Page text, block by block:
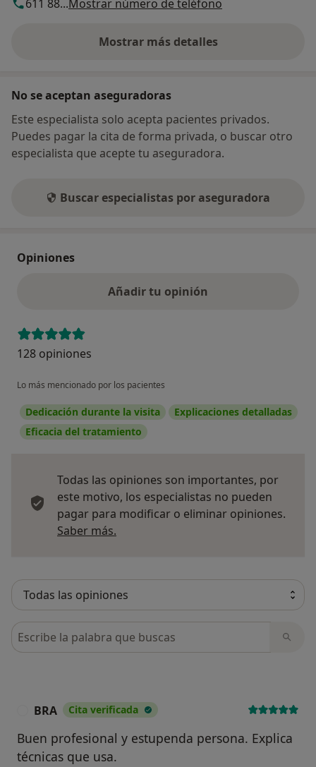
611 88...Mostrar número de teléfono
Mostrar más detalles
sobre la dirección
No se aceptan aseguradoras
Este especialista solo acepta pacientes privados.
Puedes pagar la cita de forma privada, o buscar otro
especialista que acepte tu aseguradora.
Buscar especialistas por aseguradora
Opiniones
Añadir tu opinión
128 opiniones
Lo más mencionado por los pacientes
Dedicación durante la visita
Explicaciones detalladas
Eficacia del tratamiento
Todas las opiniones son importantes, por
este motivo, los especialistas no pueden
pagar para modificar o eliminar opiniones.
Saber más.
Busca en opiniones
BRA Cita verificada
Buen profesional y estupenda persona. Explica
técnicas que usa.